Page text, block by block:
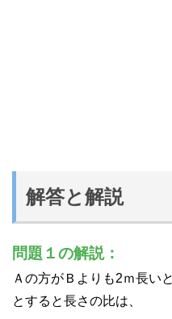
解答と解説
問題１の解説：
Ａの方がＢよりも2ｍ長い
とすると長さの比は、